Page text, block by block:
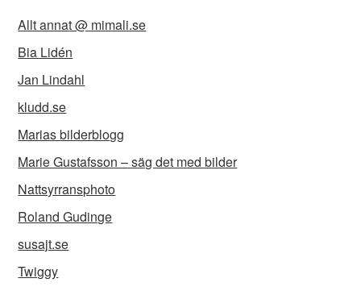
Allt annat @ mimali.se
Bia Lidén
Jan Lindahl
kludd.se
Marias bilderblogg
Marie Gustafsson – säg det med bilder
Nattsyrransphoto
Roland Gudinge
susajt.se
Twiggy